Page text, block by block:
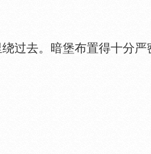
过去。暗堡布置得十分严